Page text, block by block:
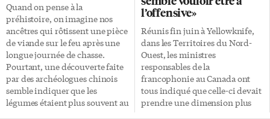
Quand on pense à la
préhistoire, on imagine nos
ancêtres qui rôtissent une pièce
de viande sur le feu après une
longue journée de chasse.
Pourtant, une découverte faite
par des archéologues chinois
semble indiquer que les
légumes étaient plus souvent au
l’offensive»
Réunis fin juin à Yellowknife,
dans les Territoires du Nord-
Ouest, les ministres
responsables de la
francophonie au Canada ont
tous indiqué que celle-ci devait
prendre une dimension plus